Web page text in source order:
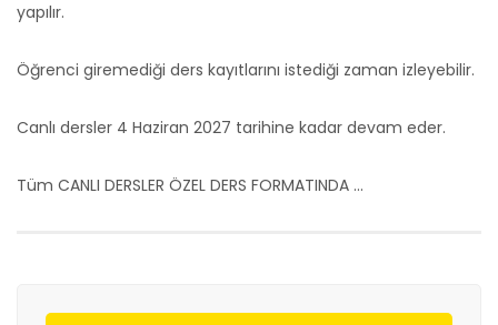
yapılır.
Öğrenci giremediği ders kayıtlarını istediği zaman izleyebilir.
Canlı dersler 4 Haziran 2027 tarihine kadar devam eder.
Tüm CANLI DERSLER ÖZEL DERS FORMATINDA ...